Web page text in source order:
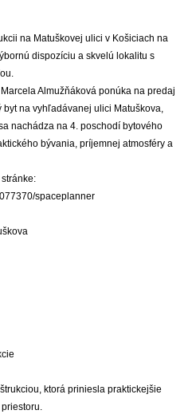
na Matuškovej ulici v Košiciach na
dispozíciu a skvelú lokalitu s
Almužňáková ponúka na predaj
na vyhľadávanej ulici Matuškova,
nachádza na 4. poschodí bytového
bývania, príjemnej atmosféry a
spaceplanner
ktorá priniesla praktickejšie